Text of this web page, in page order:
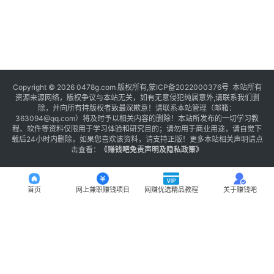
Copyright © 2026 0478g.com 版权所有,蒙ICP备2022000376号 本站所有
资源来源网络，版权争议与本站无关，如有无意侵犯纯属意外,请联系我们删
除，并向所有持版权者致最深歉意！请联系本站管理（邮箱：
363094@qq.com）将及时予以相关内容的删除！本站所发布的一切学习教
程、软件等资料仅限用于学习体验和研究目的；请勿用于商业用途，请自觉下
载后24小时内删除，如果您喜欢该资料，请支持正版！更多本站相关声明请点
击查看：
《赚钱吧免责声明及隐私政策》
首页 网上兼职赚钱项目 网赚优选精品教程 关于赚钱吧